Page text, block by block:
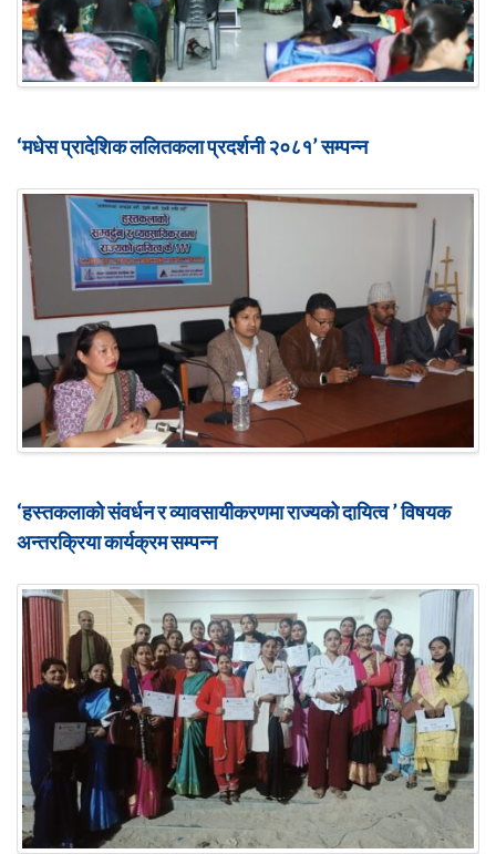
‘मधेस प्रादेशिक ललितकला प्रदर्शनी २०८१’ सम्पन्न
‘हस्तकलाको संवर्धन र व्यावसायीकरणमा राज्यको दायित्व ’ विषयक
अन्तरक्रिया कार्यक्रम सम्पन्न